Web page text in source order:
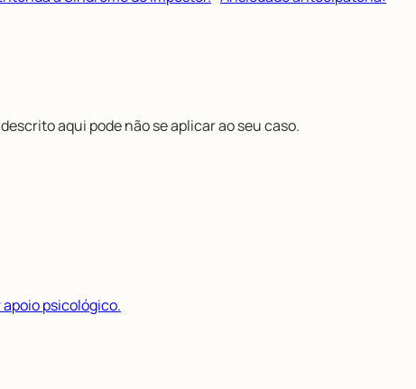
aqui pode não se aplicar ao seu caso.
psicológico.